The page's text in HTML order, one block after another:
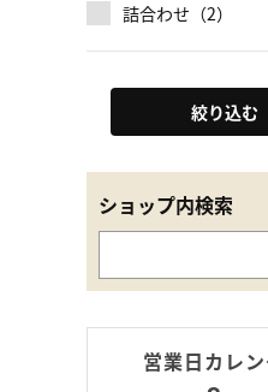
詰合わせ（2）
絞り込む
ショップ内検索
営業日カレ